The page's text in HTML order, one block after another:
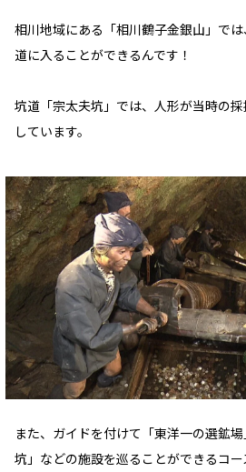
相川地域にある「相川鶴子金銀山」で
道に入ることができるんです！
坑道「宗太夫坑」では、人形が当時の
しています。
また、ガイドを付けて「東洋一の選鉱
坑」などの施設を巡ることができるコー